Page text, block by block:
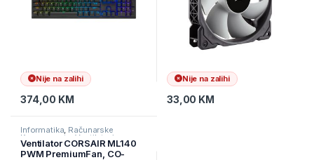
Nije na zalihi
374,00 KM
Nije na zalihi
33,00 KM
Informatika, Računarske
Komponente ,Ventilatori
Ventilator CORSAIR ML140
PWM PremiumFan, CO-